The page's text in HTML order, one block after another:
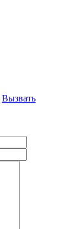
Вызвать